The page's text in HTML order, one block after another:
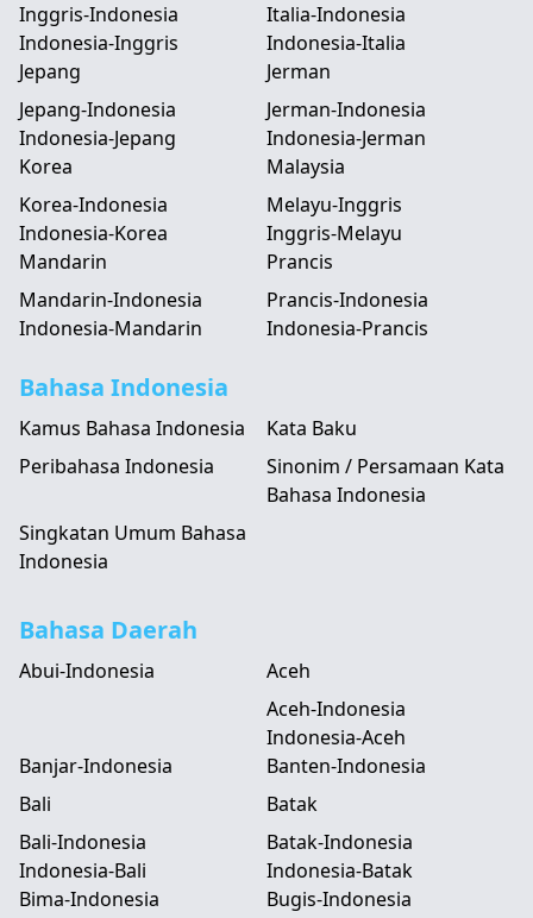
Inggris-Indonesia
Indonesia-Inggris
Italia-Indonesia
Indonesia-Italia
Jepang
Jepang-Indonesia
Indonesia-Jepang
Jerman
Jerman-Indonesia
Indonesia-Jerman
Korea
Korea-Indonesia
Indonesia-Korea
Malaysia
Melayu-Inggris
Inggris-Melayu
Mandarin
Mandarin-Indonesia
Indonesia-Mandarin
Prancis
Prancis-Indonesia
Indonesia-Prancis
Bahasa Indonesia
Kamus Bahasa Indonesia
Kata Baku
Peribahasa Indonesia
Sinonim / Persamaan Kata
Bahasa Indonesia
Singkatan Umum Bahasa
Indonesia
Bahasa Daerah
Abui-Indonesia
Aceh
Aceh-Indonesia
Indonesia-Aceh
Banjar-Indonesia
Banten-Indonesia
Bali
Bali-Indonesia
Indonesia-Bali
Batak
Batak-Indonesia
Indonesia-Batak
Bima-Indonesia
Bugis-Indonesia